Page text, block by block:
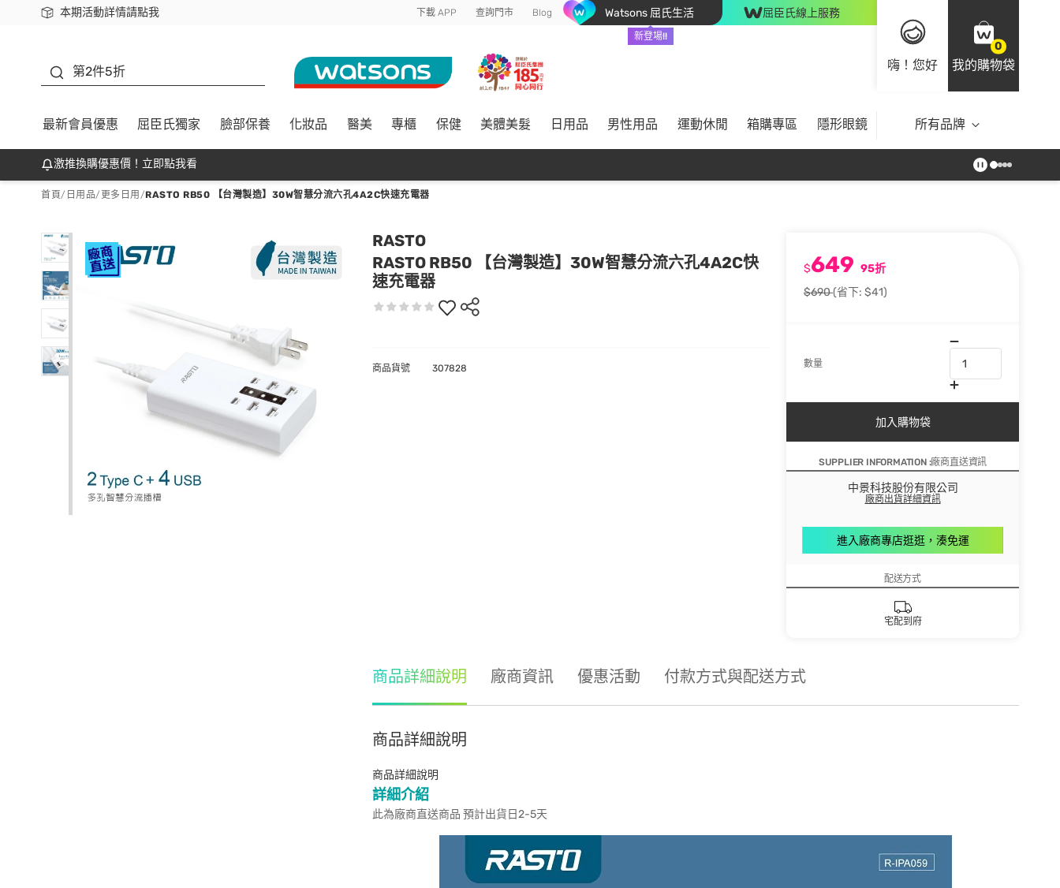
本期活動詳情請點我
下載app最高回饋$350 下載 APP 查詢門市 Blog Watsons 屈氏生活
新登場!!
屈臣氏線上服務
嗨！您好
0
我的購物袋
第2件5折
最新會員優惠 屈臣氏獨家 臉部保養 化妝品 醫美 專櫃 保健 美體美髮 日用品 男性用品 運動休閒 箱購專區 隱形眼鏡 所有品牌
激推換購優惠價！立即點我看
首頁/ 日用品/ 更多日用 /RASTO RB50 【台灣製造】30W智慧分流六孔4A2C快速充電器
RASTO
RASTO RB50 【台灣製造】30W智慧分流六孔4A2C快
速充電器
$649 95折
$690(省下: $41)
數量
加入購物袋
SUPPLIER INFORMATION :廠商直送資訊
中景科技股份有限公司
廠商出貨詳細資訊
進入廠商專店逛逛，湊免運
配送方式
宅配到府
商品貨號 307828
商品詳細說明 廠商資訊 優惠活動 付款方式與配送方式
商品詳細說明
商品詳細說明
詳細介紹
此為廠商直送商品 預計出貨日2-5天